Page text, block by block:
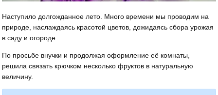
Наступило долгожданное лето. Много времени мы проводим на
природе, наслаждаясь красотой цветов, дожидаясь сбора урожая
в саду и огороде.
По просьбе внучки и продолжая оформление её комнаты,
решила связать крючком несколько фруктов в натуральную
величину.